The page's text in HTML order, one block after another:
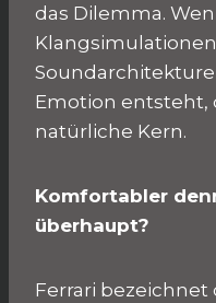
das Dilemma.
Emotion entsteht,
natürliche Kern.
Komfortabler
überhaupt?
Ferrari bezeichnet